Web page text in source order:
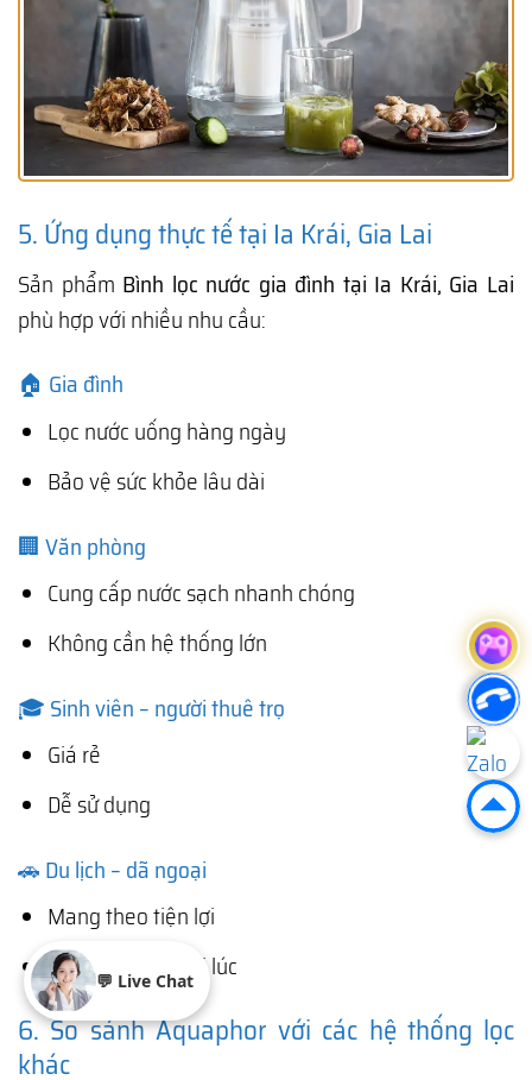
5. Ứng dụng thực tế tại Ia Krái, Gia Lai
Sản phẩm Bình lọc nước gia đình tại Ia Krái, Gia Lai
phù hợp với nhiều nhu cầu:
🏠 Gia đình
Lọc nước uống hàng ngày
Bảo vệ sức khỏe lâu dài
🏢 Văn phòng
Cung cấp nước sạch nhanh chóng
Không cần hệ thống lớn
🎓 Sinh viên – người thuê trọ
Giá rẻ
Dễ sử dụng
🚗 Du lịch – dã ngoại
Mang theo tiện lợi
Có nước sạch mọi lúc
6. So sánh Aquaphor với các hệ thống lọc
khác
💬 Live Chat